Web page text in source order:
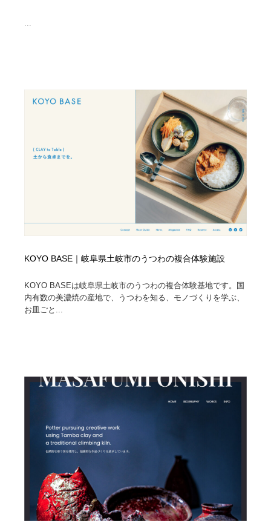
KOYO BASE｜岐阜県土岐市のうつわの複合体験施設
KOYO BASEは岐阜県土岐市のうつわの複合体験基地です。国
内有数の美濃焼の産地で、うつわを知る、モノづくりを学ぶ、
お皿ごと...